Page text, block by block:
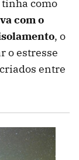
como
com o
, o
o estresse
entre